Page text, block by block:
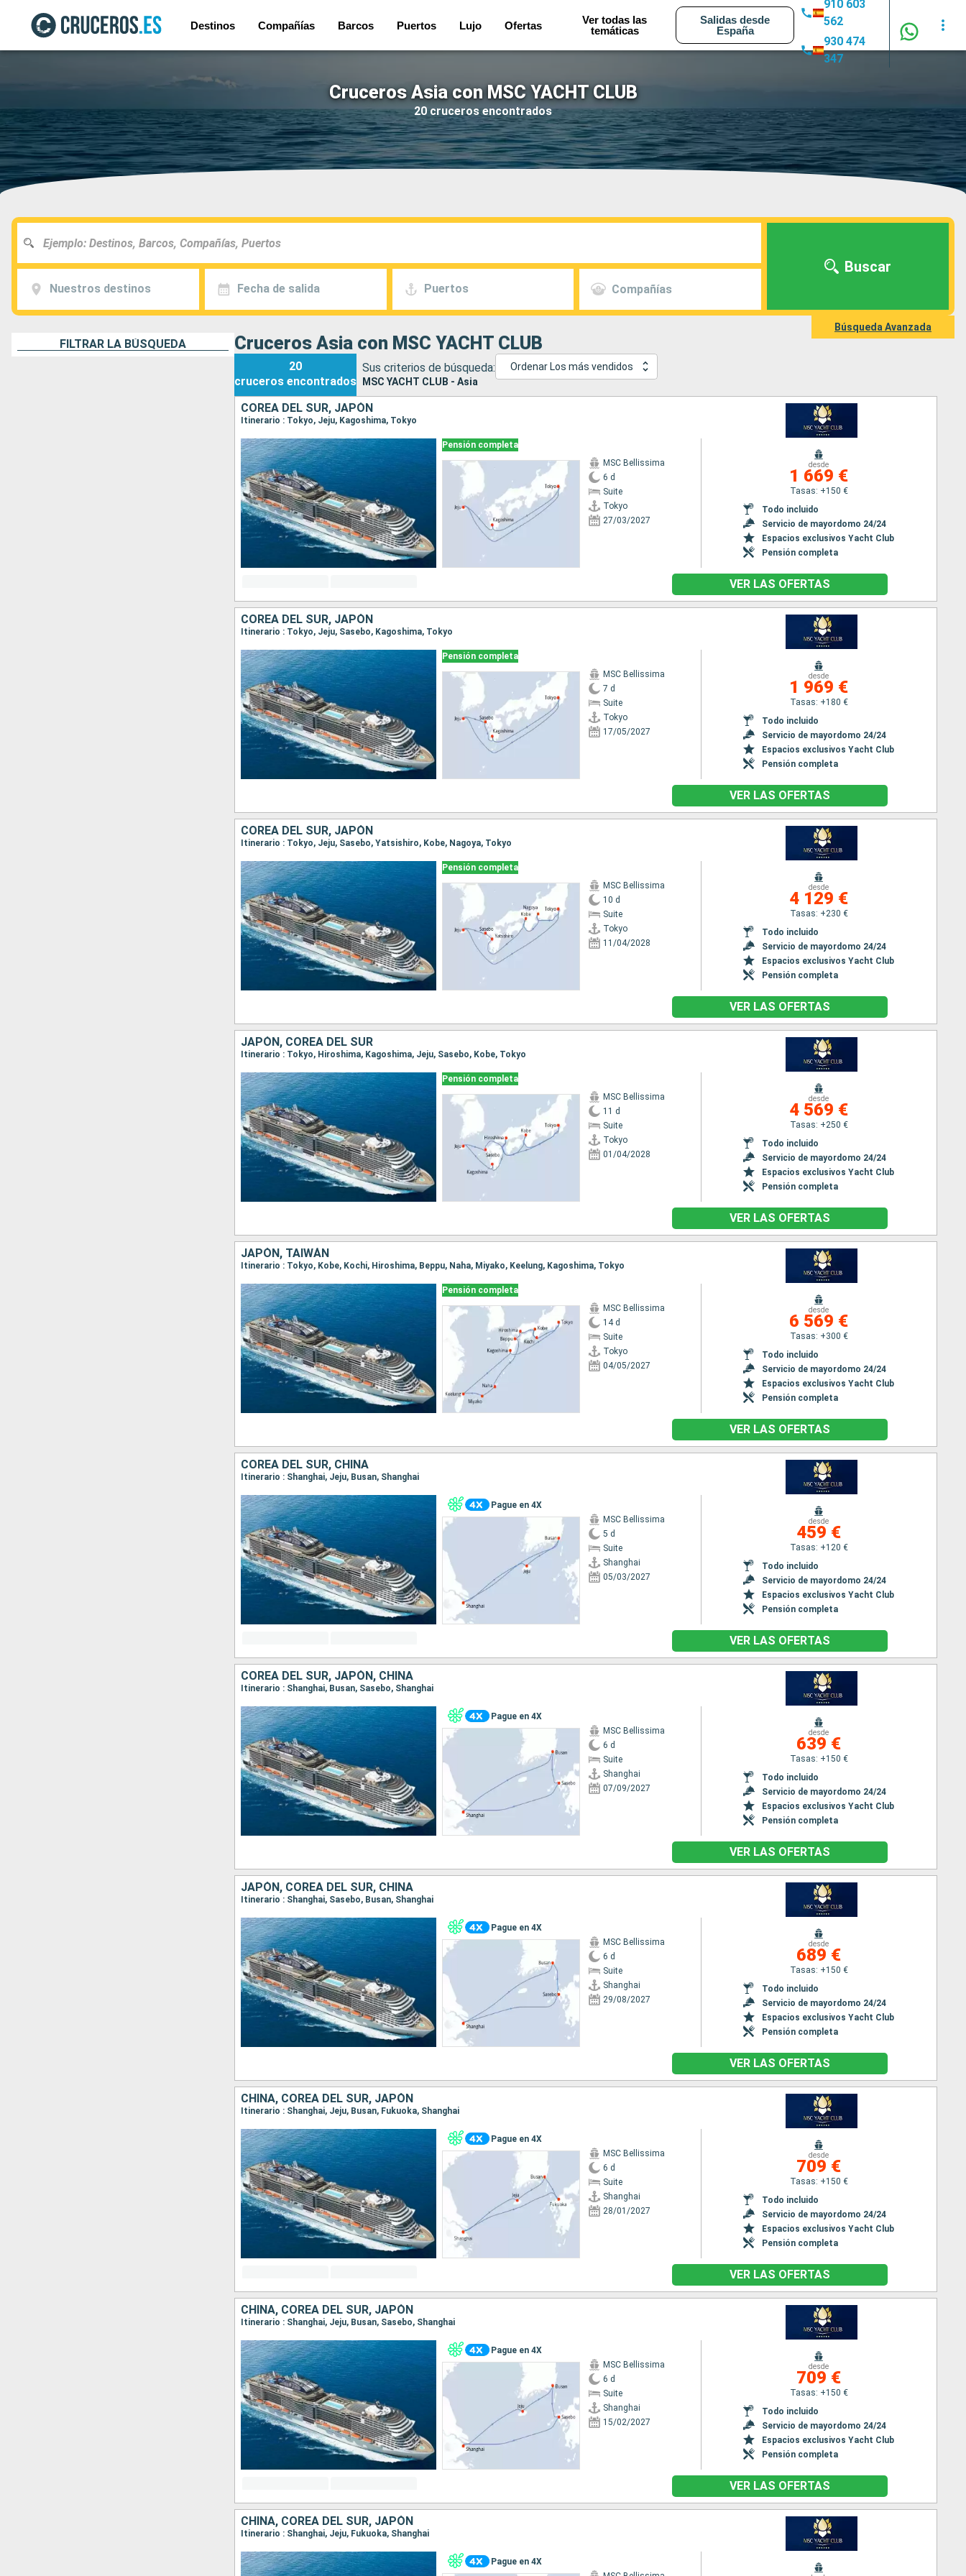
Destinos Compañías Barcos Puertos Lujo Ofertas
Ver todas las
temáticas
Salidas desde
España
910 603
562
930 474
347
Cruceros Asia con MSC YACHT CLUB
20 cruceros encontrados
Nuestros destinos Fecha de salida Puertos Compañías
Buscar
Búsqueda Avanzada
FILTRAR LA BÚSQUEDA Cruceros Asia con MSC YACHT CLUB
20
cruceros encontrados
Sus criterios de búsqueda:
MSC YACHT CLUB - Asia
Ordenar Los más vendidos
COREA DEL SUR, JAPÓN
Itinerario : Tokyo, Jeju, Kagoshima, Tokyo
Pensión completa
MSC Bellissima
6 d
Suite
Tokyo
27/03/2027
desde
1 669 €
Tasas: +150 €
Todo incluido
Servicio de mayordomo 24/24
Espacios exclusivos Yacht Club
Pensión completa
VER LAS OFERTAS
COREA DEL SUR, JAPÓN
Itinerario : Tokyo, Jeju, Sasebo, Kagoshima, Tokyo
Pensión completa
MSC Bellissima
7 d
Suite
Tokyo
17/05/2027
desde
1 969 €
Tasas: +180 €
Todo incluido
Servicio de mayordomo 24/24
Espacios exclusivos Yacht Club
Pensión completa
VER LAS OFERTAS
COREA DEL SUR, JAPÓN
Itinerario : Tokyo, Jeju, Sasebo, Yatsishiro, Kobe, Nagoya, Tokyo
Pensión completa
MSC Bellissima
10 d
Suite
Tokyo
11/04/2028
desde
4 129 €
Tasas: +230 €
Todo incluido
Servicio de mayordomo 24/24
Espacios exclusivos Yacht Club
Pensión completa
VER LAS OFERTAS
JAPÓN, COREA DEL SUR
Itinerario : Tokyo, Hiroshima, Kagoshima, Jeju, Sasebo, Kobe, Tokyo
Pensión completa
MSC Bellissima
11 d
Suite
Tokyo
01/04/2028
desde
4 569 €
Tasas: +250 €
Todo incluido
Servicio de mayordomo 24/24
Espacios exclusivos Yacht Club
Pensión completa
VER LAS OFERTAS
JAPÓN, TAIWÁN
Itinerario : Tokyo, Kobe, Kochi, Hiroshima, Beppu, Naha, Miyako, Keelung, Kagoshima, Tokyo
Pensión completa
MSC Bellissima
14 d
Suite
Tokyo
04/05/2027
desde
6 569 €
Tasas: +300 €
Todo incluido
Servicio de mayordomo 24/24
Espacios exclusivos Yacht Club
Pensión completa
VER LAS OFERTAS
COREA DEL SUR, CHINA
Itinerario : Shanghai, Jeju, Busan, Shanghai
Pague en 4X
MSC Bellissima
5 d
Suite
Shanghai
05/03/2027
desde
459 €
Tasas: +120 €
Todo incluido
Servicio de mayordomo 24/24
Espacios exclusivos Yacht Club
Pensión completa
VER LAS OFERTAS
COREA DEL SUR, JAPÓN, CHINA
Itinerario : Shanghai, Busan, Sasebo, Shanghai
Pague en 4X
MSC Bellissima
6 d
Suite
Shanghai
07/09/2027
desde
639 €
Tasas: +150 €
Todo incluido
Servicio de mayordomo 24/24
Espacios exclusivos Yacht Club
Pensión completa
VER LAS OFERTAS
JAPÓN, COREA DEL SUR, CHINA
Itinerario : Shanghai, Sasebo, Busan, Shanghai
Pague en 4X
MSC Bellissima
6 d
Suite
Shanghai
29/08/2027
desde
689 €
Tasas: +150 €
Todo incluido
Servicio de mayordomo 24/24
Espacios exclusivos Yacht Club
Pensión completa
VER LAS OFERTAS
CHINA, COREA DEL SUR, JAPÓN
Itinerario : Shanghai, Jeju, Busan, Fukuoka, Shanghai
Pague en 4X
MSC Bellissima
6 d
Suite
Shanghai
28/01/2027
desde
709 €
Tasas: +150 €
Todo incluido
Servicio de mayordomo 24/24
Espacios exclusivos Yacht Club
Pensión completa
VER LAS OFERTAS
CHINA, COREA DEL SUR, JAPÓN
Itinerario : Shanghai, Jeju, Busan, Sasebo, Shanghai
Pague en 4X
MSC Bellissima
6 d
Suite
Shanghai
15/02/2027
desde
709 €
Tasas: +150 €
Todo incluido
Servicio de mayordomo 24/24
Espacios exclusivos Yacht Club
Pensión completa
VER LAS OFERTAS
CHINA, COREA DEL SUR, JAPÓN
Itinerario : Shanghai, Jeju, Fukuoka, Shanghai
Pague en 4X